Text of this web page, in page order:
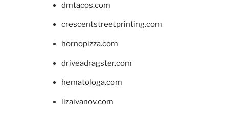
dmtacos.com
crescentstreetprinting.com
hornopizza.com
driveadragster.com
hematologa.com
lizaivanov.com